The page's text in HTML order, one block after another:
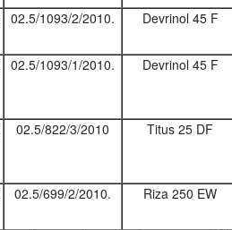
02.5/1093/2/2010. Devrinol 45 F
02.5/1093/1/2010. Devrinol 45 F
02.5/822/3/2010 Titus 25 DF
02.5/699/2/2010. Riza 250 EW